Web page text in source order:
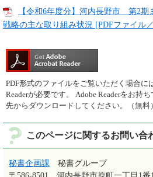
【令和6年度分】河内長野市 第2期
戦略の主な取り組み状況 [PDFファイル
PDF形式のファイルをご覧いただく場合に
Readerが必要です。
Adobe Readerをお持
先からダウンロードしてください。（無料）
このページに関するお問い合
秘書企画課
秘書グループ